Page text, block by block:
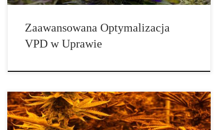
Zaawansowana Optymalizacja
VPD w Uprawie
Innowacyjne Strategie Ochrony Konopi przed Patogenami –